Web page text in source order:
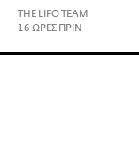
THE LIFO TEAM
16 ΩΡΕΣ ΠΡΙΝ